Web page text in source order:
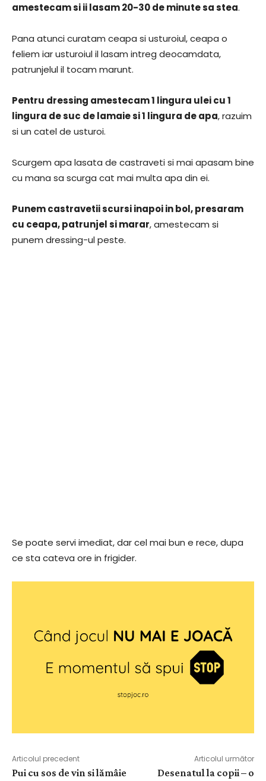
amestecam si ii lasam 20-30 de minute sa stea.
Pana atunci curatam ceapa si usturoiul, ceapa o
feliem iar usturoiul il lasam intreg deocamdata,
patrunjelul il tocam marunt.
Pentru dressing amestecam 1 lingura ulei cu 1
lingura de suc de lamaie si 1 lingura de apa, razuim
si un catel de usturoi.
Scurgem apa lasata de castraveti si mai apasam bine
cu mana sa scurga cat mai multa apa din ei.
Punem castravetii scursi inapoi in bol, presaram
cu ceapa, patrunjel si marar, amestecam si
punem dressing-ul peste.
Se poate servi imediat, dar cel mai bun e rece, dupa
ce sta cateva ore in frigider.
Articolul precedent
Pui cu sos de vin si lămâie
Articolul următor
Desenatul la copii – o